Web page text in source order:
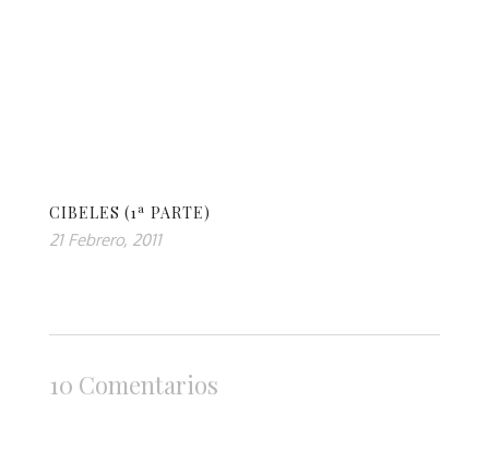
CIBELES (1ª PARTE)
21 Febrero, 2011
10 Comentarios